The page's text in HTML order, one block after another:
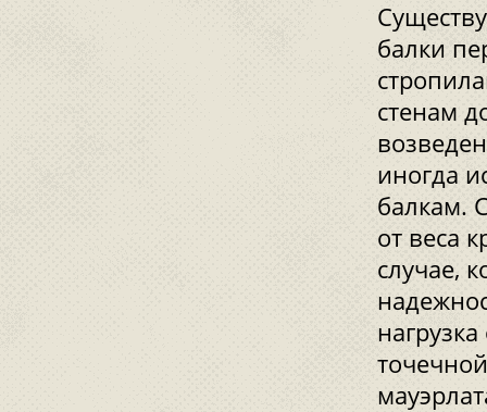
балки
стенам
иногда
балкам.
от веса
случае,